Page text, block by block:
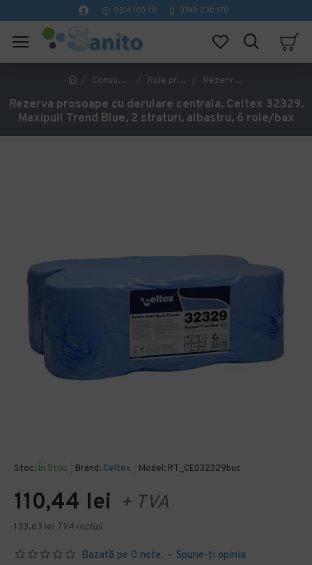
0314 100 110 0740 230 170
Consumabile hartie Role prosop hartie Rezerva prosoape cu derulare centrala, Celtex 32329, Maxipull Trend Blue, 2 straturi, albastru, 6 role/bax
Rezerva prosoape cu derulare centrala, Celtex 32329,
Maxipull Trend Blue, 2 straturi, albastru, 6 role/bax
Stoc: În Stoc Brand: Celtex Model: RT_CE032329buc
Bazată pe 0 note. - Spune-ţi opinia
110,44 lei + TVA
133,63 lei TVA inclus